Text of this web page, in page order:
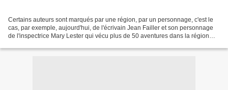
Certains auteurs sont marqués par une région, par un personnage, c'est le
cas, par exemple, aujourd'hui, de l'écrivain Jean Failler et son personnage
de l'inspectrice Mary Lester qui vécu plus de 50 aventures dans la région